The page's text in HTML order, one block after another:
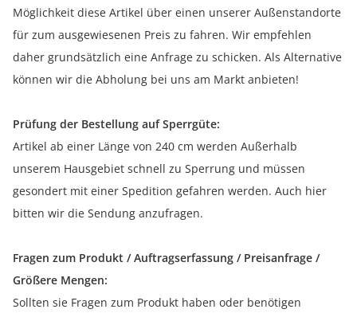
Möglichkeit diese Artikel über einen unserer Außenstandorte
für zum ausgewiesenen Preis zu fahren. Wir empfehlen
daher grundsätzlich eine Anfrage zu schicken. Als Alternative
können wir die Abholung bei uns am Markt anbieten!
Prüfung der Bestellung auf Sperrgüte:
Artikel ab einer Länge von 240 cm werden Außerhalb
unserem Hausgebiet schnell zu Sperrung und müssen
gesondert mit einer Spedition gefahren werden. Auch hier
bitten wir die Sendung anzufragen.
Fragen zum Produkt / Auftragserfassung / Preisanfrage /
Größere Mengen:
Sollten sie Fragen zum Produkt haben oder benötigen